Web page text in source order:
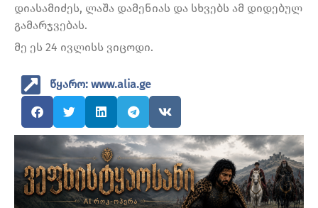
დიასამიძეს, ლაშა დამენიას და სხვებს ამ დიდებულ
გამარჯვებას.
მე ეს 24 ივლისს ვიცოდი.
წყარო: www.alia.ge